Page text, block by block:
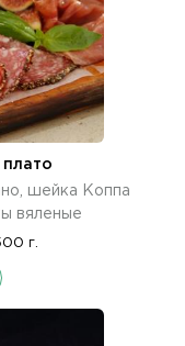
плато
шейка Коппа
вяленые
г.